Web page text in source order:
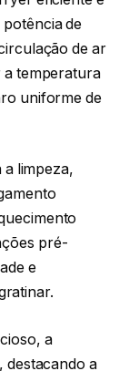
de
de ar
a temperatura
uniforme de
limpeza,
pré-
e
a
destacando a